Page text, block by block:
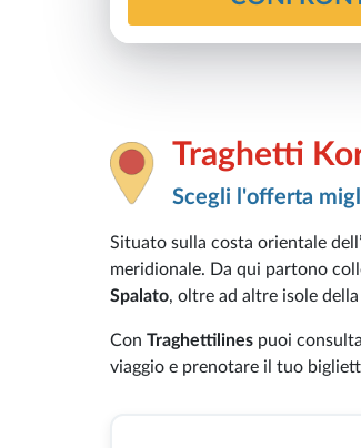
Traghetti
Scegli l'offerta
Situato sulla costa orientale
meridionale. Da qui partono
Spalato, oltre ad altre isole
Con Traghettilines puoi
viaggio e prenotare il tuo